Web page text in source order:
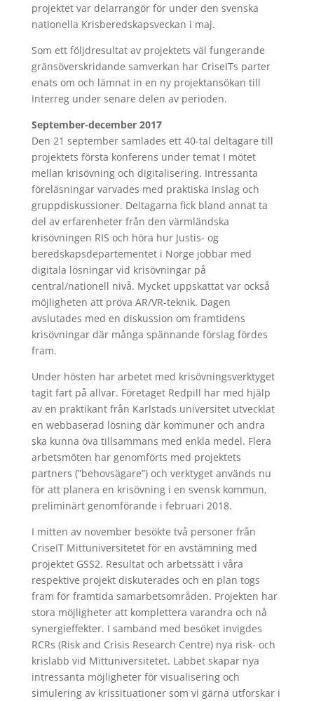
projektet var delarrangör för under den svenska
nationella Krisberedskapsveckan i maj.
Som ett följdresultat av projektets väl fungerande
gränsöverskridande samverkan har CriseITs parter
enats om och lämnat in en ny projektansökan till
Interreg under senare delen av perioden.
September-december 2017
Den 21 september samlades ett 40-tal deltagare till
projektets första konferens under temat I mötet
mellan krisövning och digitalisering. Intressanta
föreläsningar varvades med praktiska inslag och
gruppdiskussioner. Deltagarna fick bland annat ta
del av erfarenheter från den värmländska
krisövningen RIS och höra hur Justis- og
beredskapsdepartementet i Norge jobbar med
digitala lösningar vid krisövningar på
central/nationell nivå. Mycket uppskattat var också
möjligheten att pröva AR/VR-teknik. Dagen
avslutades med en diskussion om framtidens
krisövningar där många spännande förslag fördes
fram.
Under hösten har arbetet med krisövningsverktyget
tagit fart på allvar. Företaget Redpill har med hjälp
av en praktikant från Karlstads universitet utvecklat
en webbaserad lösning där kommuner och andra
ska kunna öva tillsammans med enkla medel. Flera
arbetsmöten har genomförts med projektets
partners (”behovsägare”) och verktyget används nu
för att planera en krisövning i en svensk kommun,
preliminärt genomförande i februari 2018.
I mitten av november besökte två personer från
CriseIT Mittuniversitetet för en avstämning med
projektet GSS2. Resultat och arbetssätt i våra
respektive projekt diskuterades och en plan togs
fram för framtida samarbetsområden. Projekten har
stora möjligheter att komplettera varandra och nå
synergieffekter. I samband med besöket invigdes
RCRs (Risk and Crisis Research Centre) nya risk- och
krislabb vid Mittuniversitetet. Labbet skapar nya
intressanta möjligheter för visualisering och
simulering av krissituationer som vi gärna utforskar i